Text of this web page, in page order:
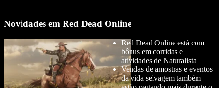
Novidades em Red Dead Online
Red Dead Online está com
bônus em corridas e
atividades de Naturalista
Vendas de amostras e eventos
da vida selvagem também